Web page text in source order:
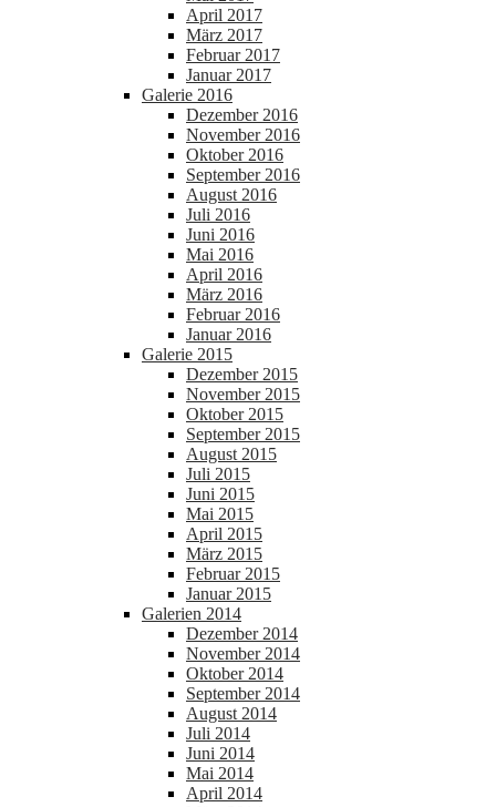
April 2017
März 2017
Februar 2017
Januar 2017
Galerie 2016
Dezember 2016
November 2016
Oktober 2016
September 2016
August 2016
Juli 2016
Juni 2016
Mai 2016
April 2016
März 2016
Februar 2016
Januar 2016
Galerie 2015
Dezember 2015
November 2015
Oktober 2015
September 2015
August 2015
Juli 2015
Juni 2015
Mai 2015
April 2015
März 2015
Februar 2015
Januar 2015
Galerien 2014
Dezember 2014
November 2014
Oktober 2014
September 2014
August 2014
Juli 2014
Juni 2014
Mai 2014
April 2014